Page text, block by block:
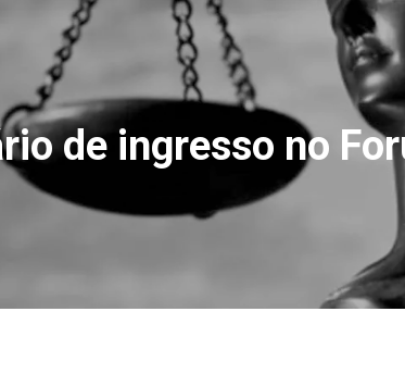
Boletim AASP
Coleção de Códigos de
Revista da AASP
de ingresso no